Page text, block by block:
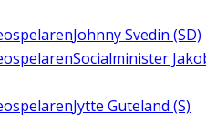
Johnny Svedin (SD)
Socialminister
Jytte Guteland (S)